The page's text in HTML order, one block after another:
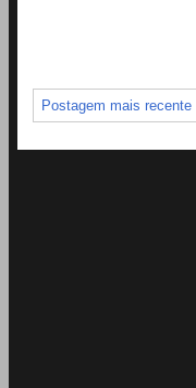
Postagem mais recente